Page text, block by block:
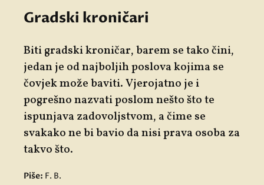
Gradski kroničari
Biti gradski kroničar, barem se tako čini,
jedan je od najboljih poslova kojima se
čovjek može baviti. Vjerojatno je i
pogrešno nazvati poslom nešto što te
ispunjava zadovoljstvom, a čime se
svakako ne bi bavio da nisi prava osoba za
takvo što.
Piše: F. B.